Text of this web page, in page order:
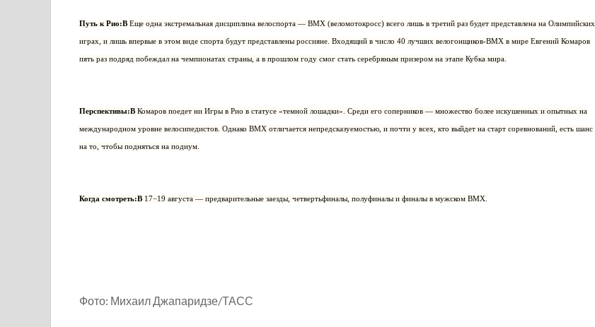
Путь к Рио:В Еще одна экстремальная дисциплина велоспорта — BMX (веломотокросс) всего лишь в третий раз будет представлена на Олимпийских
играх, и лишь впервые в этом виде спорта будут представлены россияне. Входящий в число 40 лучших велогонщиков-BMX в мире Евгений Комаров
пять раз подряд побеждал на чемпионатах страны, а в прошлом году смог стать серебряным призером на этапе Кубка мира.
Перспективы:В Комаров поедет ни Игры в Рио в статусе «темной лошадки». Среди его соперников — множество более искушенных и опытных на
международном уровне велосипедистов. Однако BMX отличается непредсказуемостью, и почти у всех, кто выйдет на старт соревнований, есть шанс
на то, чтобы подняться на подиум.
Когда смотреть:В 17−19 августа — предварительные заезды, четвертьфиналы, полуфиналы и финалы в мужском BMX.
Фото: Михаил Джапаридзе/ТАСС